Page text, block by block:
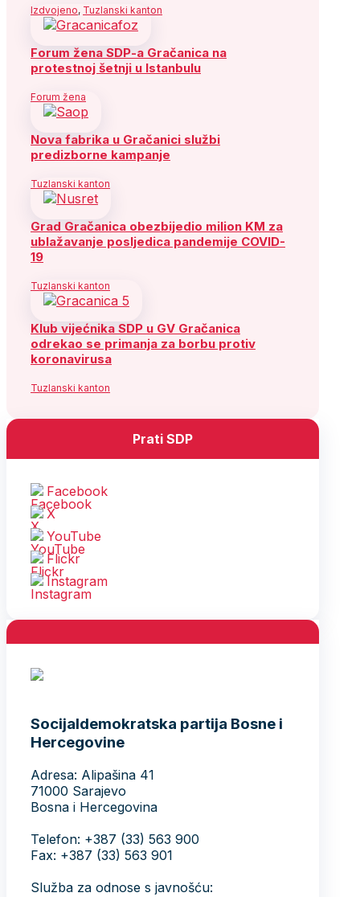
Izdvojeno, Tuzlanski kanton
Forum žena SDP-a Gračanica na
protestnoj šetnji u Istanbulu
Forum žena
Nova fabrika u Gračanici službi
predizborne kampanje
Tuzlanski kanton
Grad Gračanica obezbijedio milion KM za
ublažavanje posljedica pandemije COVID-
19
Tuzlanski kanton
Klub vijećnika SDP u GV Gračanica
odrekao se primanja za borbu protiv
koronavirusa
Tuzlanski kanton
Prati SDP
Facebook
X
YouTube
Flickr
Instagram
Socijaldemokratska partija Bosne i
Hercegovine
Adresa: Alipašina 41
71000 Sarajevo
Bosna i Hercegovina
Telefon: +387 (33) 563 900
Fax: +387 (33) 563 901
Služba za odnose s javnošću: